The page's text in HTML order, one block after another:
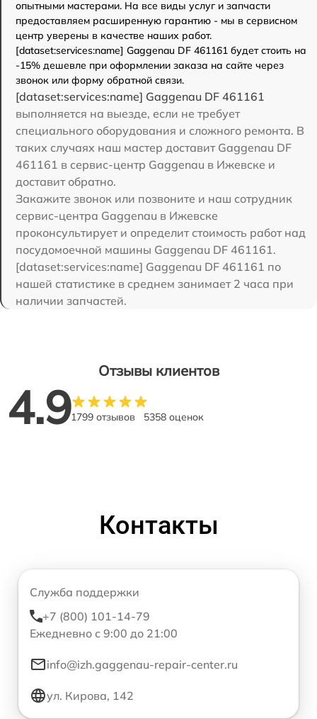
опытными мастерами. На все виды услуг и запчасти
предоставляем расширенную гарантию - мы в сервисном
центр уверены в качестве наших работ.
[dataset:services:name] Gaggenau DF 461161 будет стоить на
-15% дешевле при оформлении заказа на сайте через
звонок или форму обратной связи.
[dataset:services:name] Gaggenau DF 461161
выполняется на выезде, если не требует
специального оборудования и сложного ремонта. В
таких случаях наш мастер доставит Gaggenau DF
461161 в сервис-центр Gaggenau в Ижевске и
доставит обратно.
Закажите звонок или позвоните и наш сотрудник
сервис-центра Gaggenau в Ижевске
проконсультирует и определит стоимость работ над
посудомоечной машины Gaggenau DF 461161.
[dataset:services:name] Gaggenau DF 461161 по
нашей статистике в среднем занимает 2 часа при
наличии запчастей.
Отзывы клиентов
4.91799 отзывов 5358 оценок
Контакты
Служба поддержки
+7 (800) 101-14-79
Ежедневно с 9:00 до 21:00
info@izh.gaggenau-repair-center.ru
ул. Кирова, 142